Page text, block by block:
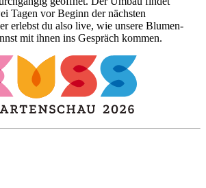
Tagen vor Beginn der nächsten
erlebst du also live, wie unsere Blumen-
mit ihnen ins Gespräch kommen.